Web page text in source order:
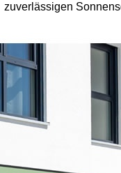
zuverlässigen